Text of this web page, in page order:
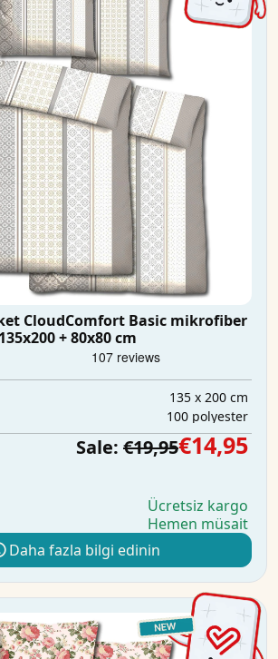
CloudComfort Basic mikrofiber
+ 80x80 cm
135 x 200 cm
100 polyester
Sale: €19,95€14,95
Ücretsiz kargo
Hemen müsait
Daha fazla bilgi edinin